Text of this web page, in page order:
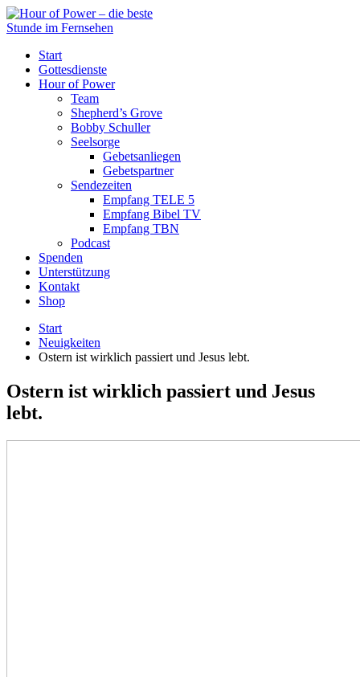
Start
Gottesdienste
Hour of Power
Team
Shepherd’s Grove
Bobby Schuller
Seelsorge
Gebetsanliegen
Gebetspartner
Sendezeiten
Empfang TELE 5
Empfang Bibel TV
Empfang TBN
Podcast
Spenden
Unterstützung
Kontakt
Shop
Start
Neuigkeiten
Ostern ist wirklich passiert und Jesus lebt.
Ostern ist wirklich passiert und Jesus
lebt.